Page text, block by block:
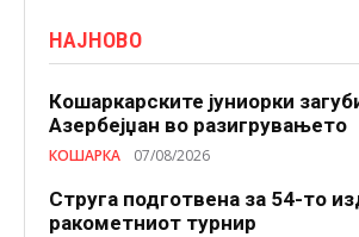
НАЈНОВО
Кошаркарските јуниорки
Азербејџан во разигрувањето
КОШАРКА 07/08/2026
Струга подготвена за 54-то
ракометниот турнир